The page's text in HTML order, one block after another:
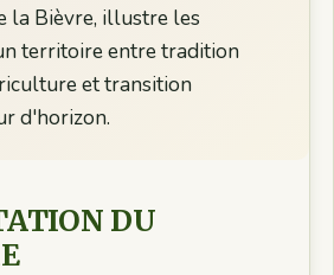
la Bièvre, illustre les
territoire entre tradition
et transition
d'horizon.
DU